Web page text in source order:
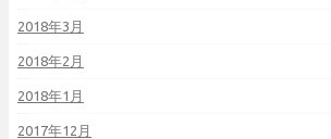
2018年3月
2018年2月
2018年1月
2017年12月